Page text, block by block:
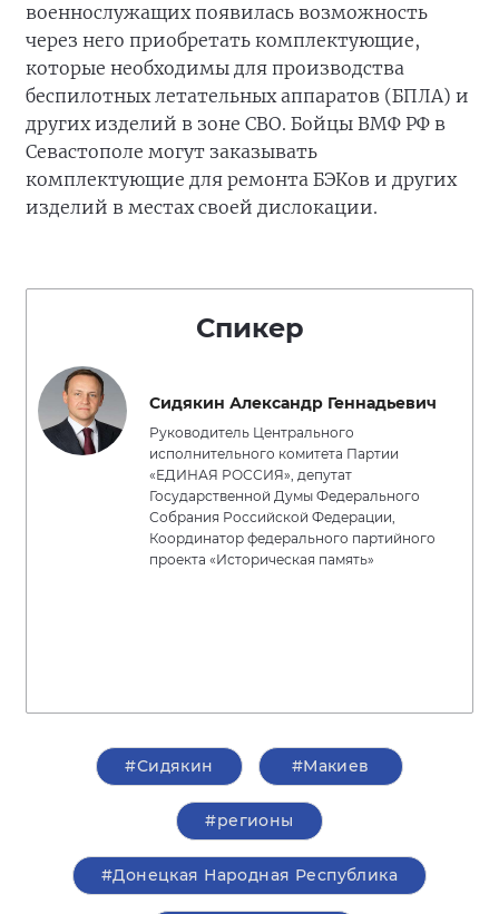
военнослужащих появилась возможность
через него приобретать комплектующие,
которые необходимы для производства
беспилотных летательных аппаратов (БПЛА) и
других изделий в зоне СВО. Бойцы ВМФ РФ в
Севастополе могут заказывать
комплектующие для ремонта БЭКов и других
изделий в местах своей дислокации.
Спикер
Сидякин Александр Геннадьевич
Руководитель Центрального
исполнительного комитета Партии
«ЕДИНАЯ РОССИЯ», депутат
Государственной Думы Федерального
Собрания Российской Федерации,
Координатор федерального партийного
проекта «Историческая память»
#Сидякин #Макиев
#регионы
#Донецкая Народная Республика